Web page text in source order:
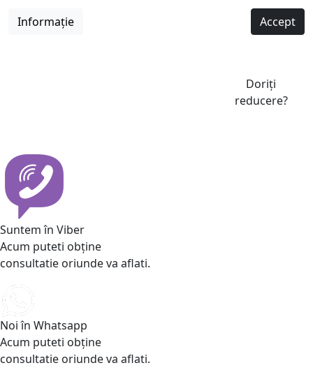
Informație Accept
Doriți
reducere?
Suntem în Viber
Acum puteti obține
consultatie oriunde va aflati.
Noi în Whatsapp
Acum puteti obține
consultatie oriunde va aflati.